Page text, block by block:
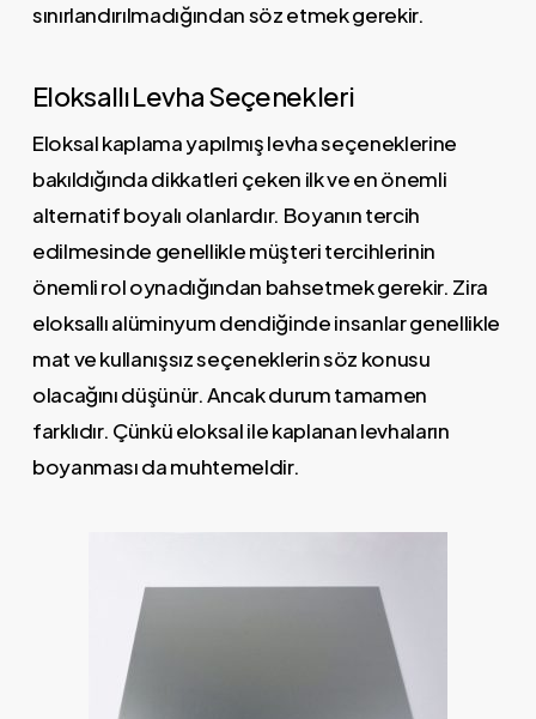
sınırlandırılmadığından söz etmek gerekir.
Eloksallı Levha Seçenekleri
Eloksal kaplama yapılmış levha seçeneklerine
bakıldığında dikkatleri çeken ilk ve en önemli
alternatif boyalı olanlardır. Boyanın tercih
edilmesinde genellikle müşteri tercihlerinin
önemli rol oynadığından bahsetmek gerekir. Zira
eloksallı alüminyum dendiğinde insanlar genellikle
mat ve kullanışsız seçeneklerin söz konusu
olacağını düşünür. Ancak durum tamamen
farklıdır. Çünkü eloksal ile kaplanan levhaların
boyanması da muhtemeldir.